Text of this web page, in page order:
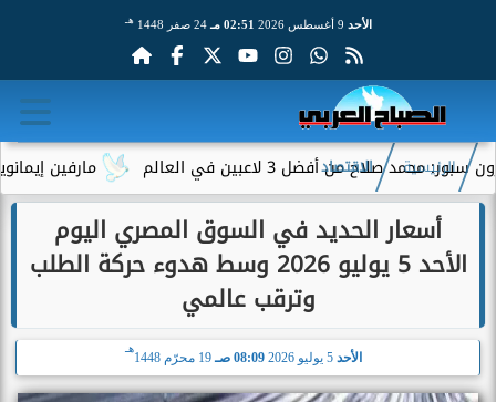
الأحد 02:51 مـ 24 صفر 1448 هـ
مارفين إيمانويل.. من أفضل 3 لاعبين في العالم
الرئيسية الاقتصاد
أسعار الحديد في السوق المصري اليوم
الأحد 5 يوليو 2026 وسط هدوء حركة الطلب
وترقب عالمي
الأحد 08:09 صـ 19 محرّم 1448
هـ